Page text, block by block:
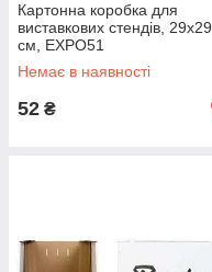
Картонна коробка для
виставкових стендів, 29х29
см, EXPO51
Немає в наявності
52 ₴